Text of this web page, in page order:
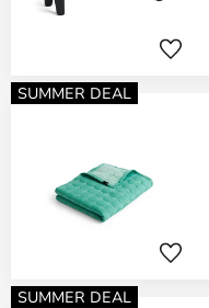
SUMMER DEAL
SUMMER DEAL